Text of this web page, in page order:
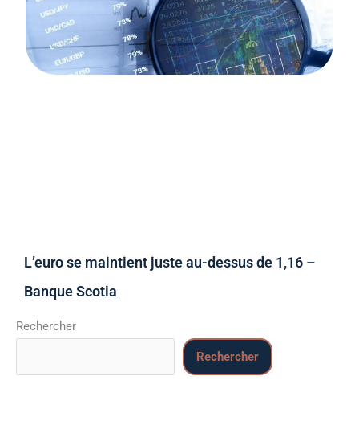
L’euro se maintient juste au-dessus de 1,16 –
Banque Scotia
Rechercher
Rechercher